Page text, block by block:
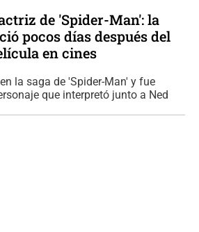
de 'Spider-Man': la
pocos días después del
en cines
la saga de 'Spider-Man' y fue
que interpretó junto a Ned